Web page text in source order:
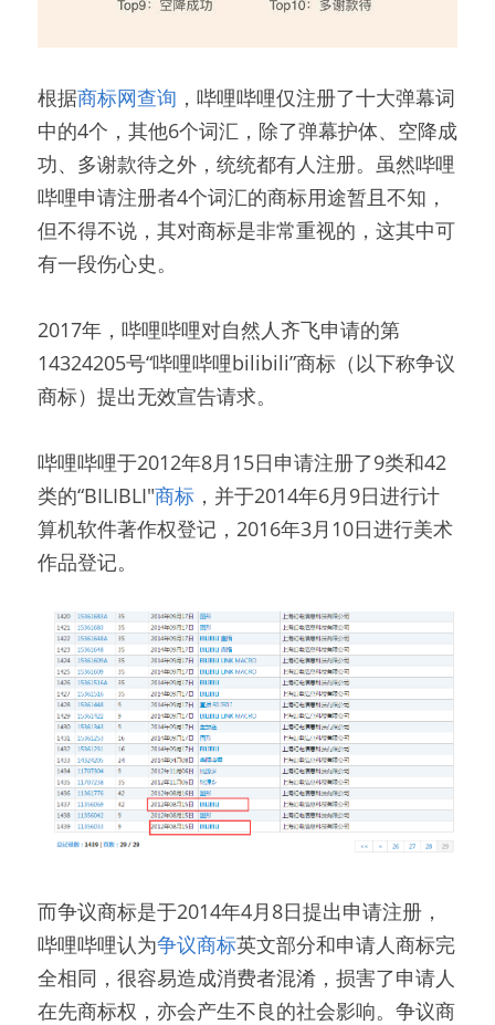
根据商标网查询 ，哔哩哔哩仅注册了十大弹幕词
中的4个，其他6个词汇，除了弹幕护体、空降成
功、多谢款待之外，统统都有人注册。虽然哔哩
哔哩申请注册者4个词汇的商标用途暂且不知，
但不得不说，其对商标是非常重视的，这其中可
有一段伤心史。
2017年，哔哩哔哩对自然人齐飞申请的第
14324205号“哔哩哔哩bilibili”商标（以下称争议
商标）提出无效宣告请求。
哔哩哔哩于2012年8月15日申请注册了9类和42
类的“BILIBLI"商标 ，并于2014年6月9日进行计
算机软件著作权登记，2016年3月10日进行美术
作品登记。
而争议商标是于2014年4月8日提出申请注册，
哔哩哔哩认为争议商标英文部分和申请人商标完
全相同，很容易造成消费者混淆，损害了申请人
在先商标权，亦会产生不良的社会影响。争议商